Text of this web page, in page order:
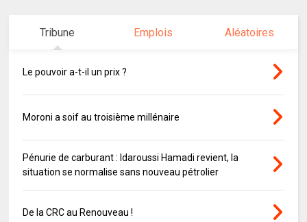
Tribune Emplois Aléatoires
Le pouvoir a-t-il un prix ?
Moroni a soif au troisième millénaire
Pénurie de carburant : Idaroussi Hamadi revient, la
situation se normalise sans nouveau pétrolier
De la CRC au Renouveau !